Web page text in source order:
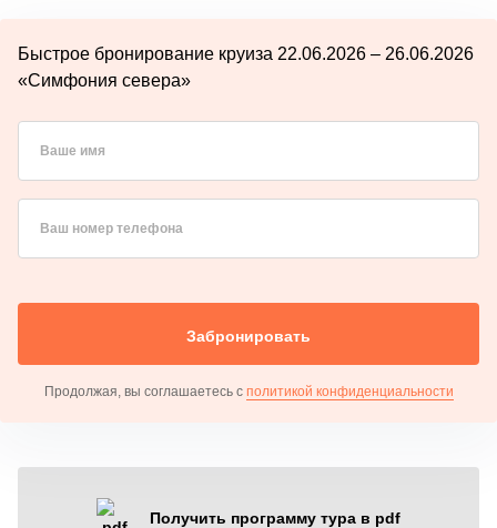
Быстрое бронирование круиза 22.06.2026 – 26.06.2026
«Симфония севера»
Ваше имя
Ваш номер телефона
Забронировать
Продолжая, вы соглашаетесь с политикой конфиденциальности
Получить программу тура в pdf